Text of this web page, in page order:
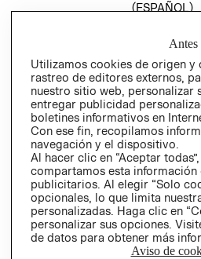
(ESPAÑOL)
Y ÉTICA
Colombia ($)
CAMBIAR REGIÓN
Antes
Utilizamos cookies de origen
rastreo de editores externos,
nuestro sitio web, personalizar
entregar publicidad
boletines informativos en
Con ese fin, recopilamos
navegación y el dispositivo.
Al hacer clic en “Aceptar
compartamos esta
publicitarios. Al elegir “Solo
opcionales, lo que limita
personalizadas. Haga clic en
personalizar sus opciones.
de datos para obtener más
Aviso de